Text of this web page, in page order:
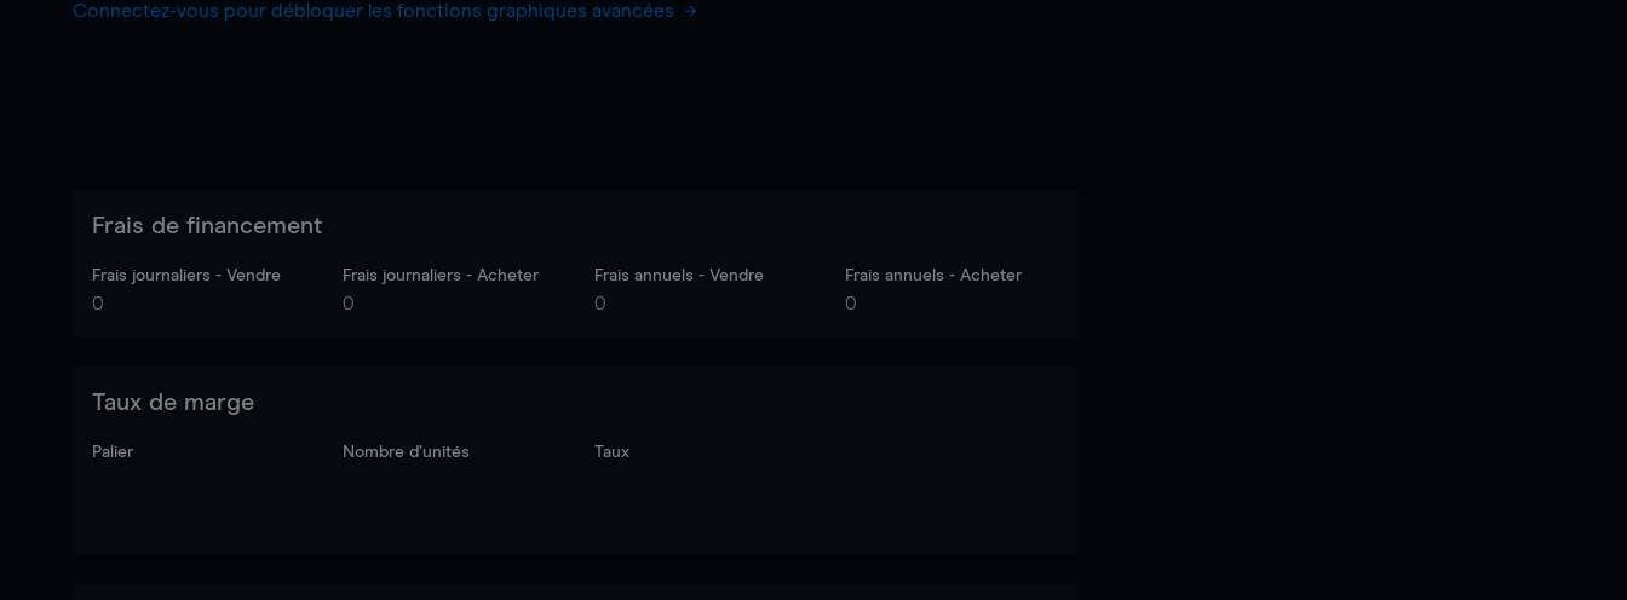
Connectez-vous pour débloquer les fonctions graphiques avancées
Frais de financement
Frais journaliers - Vendre
0
Frais journaliers - Acheter
0
Frais annuels - Vendre
0
Frais annuels - Acheter
0
Taux de marge
Palier Nombre d’unités Taux